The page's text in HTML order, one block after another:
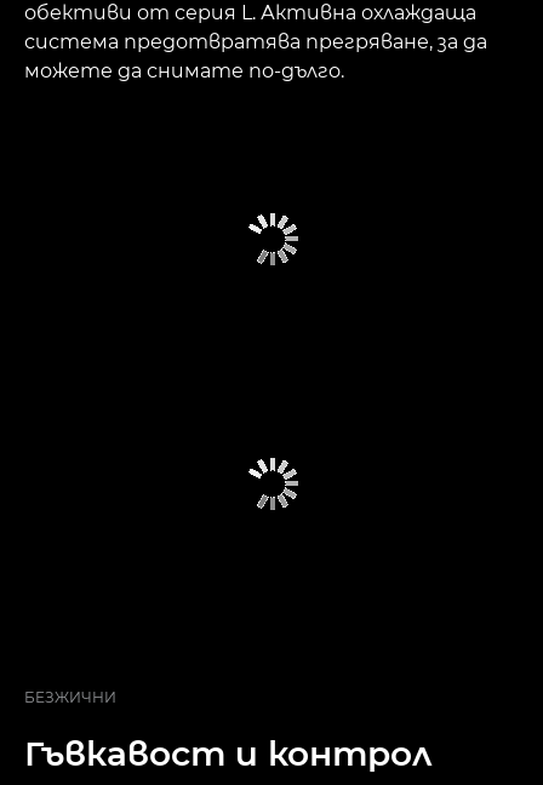
обективи от серия L. Активна охлаждаща
система предотвратява прегряване, за да
можете да снимате по-дълго.
БЕЗЖИЧНИ
Гъвкавост и контрол